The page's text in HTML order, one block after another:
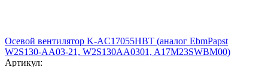
Осевой вентилятор K-AC17055HBT (аналог EbmPapst
W2S130-AA03-21, W2S130AA0301, A17M23SWBM00)
Артикул: